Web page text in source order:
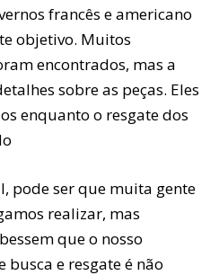
francês e americano
objetivo. Muitos
encontrados, mas a
sobre as peças. Eles
enquanto o resgate dos
pode ser que muita gente
realizar, mas
que o nosso
e resgate é não